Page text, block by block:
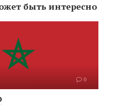
быть интересно
0